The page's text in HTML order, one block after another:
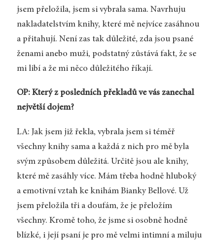
jsem přeložila, jsem si vybrala sama. Navrhuju
nakladatelstvím knihy, které mě nejvíce zasáhnou
a přitahují. Není zas tak důležité, zda jsou psané
ženami anebo muži, podstatný zůstává fakt, že se
mi libí a že mi něco důležitého říkají.
OP: Který z posledních překladů ve vás zanechal
největší dojem?
LA: Jak jsem již řekla, vybrala jsem si téměř
všechny knihy sama a každá z nich pro mě byla
svým způsobem důležitá. Určitě jsou ale knihy,
které mě zasáhly více. Mám třeba hodně hluboký
a emotivní vztah ke knihám Bianky Bellové. Už
jsem přeložila tři a doufám, že je přeložím
všechny. Kromě toho, že jsme si osobně hodně
blízké, i její psaní je pro mě velmi intimní a miluju